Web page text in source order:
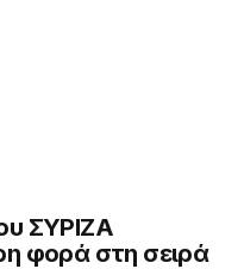
ΣΥΡΙΖΑ
φορά στη σειρά